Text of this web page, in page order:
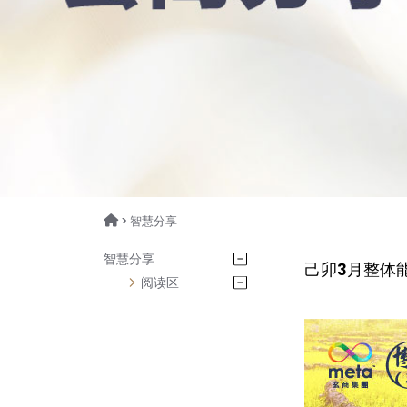
> 智慧分享
智慧分享
阅读区
己卯3月整体